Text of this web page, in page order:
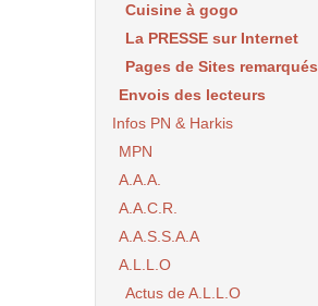
Cuisine à gogo
La PRESSE sur Internet
Pages de Sites remarqués
Envois des lecteurs
Infos PN & Harkis
MPN
A.A.A.
A.A.C.R.
A.A.S.S.A.A
A.L.L.O
Actus de A.L.L.O